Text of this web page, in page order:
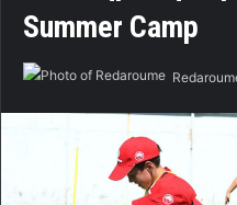
Summer Camp